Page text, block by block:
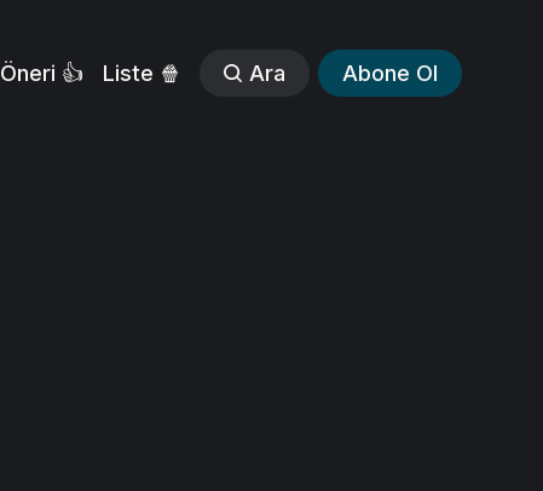
Öneri 👍 Liste 🍿 Ara Abone Ol